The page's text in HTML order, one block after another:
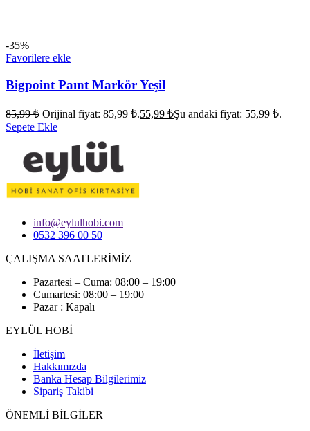
-35%
Favorilere ekle
Bigpoint Paınt Markör Yeşil
85,99₺ Orijinal fiyat: 85,99 ₺.55,99 ₺Şu andaki fiyat: 55,99 ₺.
Sepete Ekle
info@eylulhobi.com
0532 396 00 50
ÇALIŞMA SAATLERİMİZ
Pazartesi – Cuma: 08:00 – 19:00
Cumartesi: 08:00 – 19:00
Pazar : Kapalı
EYLÜL HOBİ
İletişim
Hakkımızda
Banka Hesap Bilgilerimiz
Sipariş Takibi
ÖNEMLİ BİLGİLER